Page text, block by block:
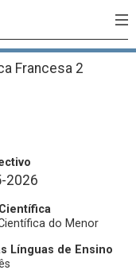
Francesa 2
2026
do Menor
Línguas de Ensino